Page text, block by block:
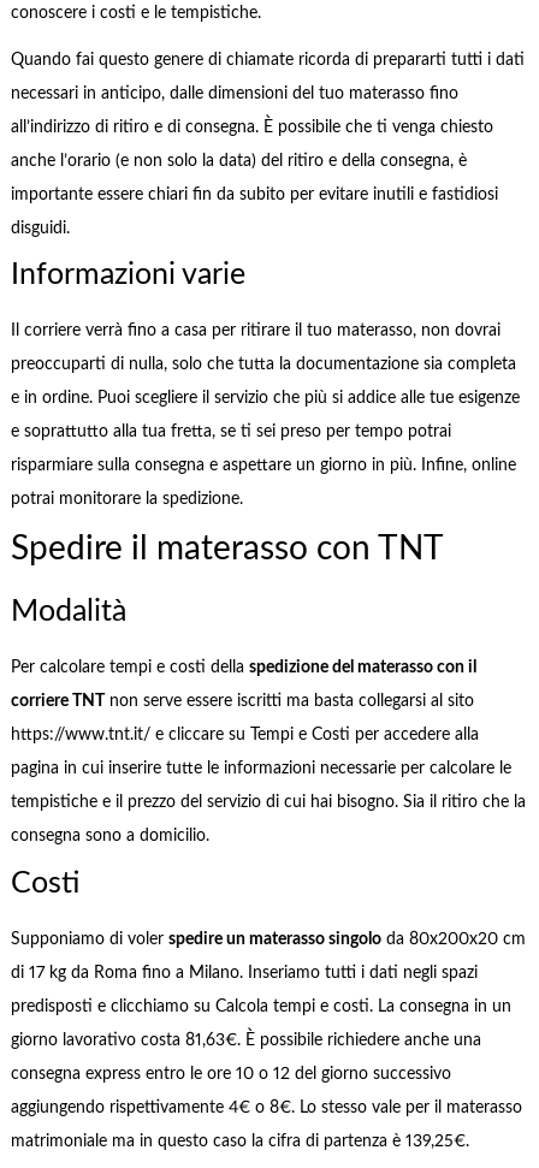
conoscere i costi e le tempistiche.
Quando fai questo genere di chiamate ricorda di prepararti tutti i dati
necessari in anticipo, dalle dimensioni del tuo materasso fino
all’indirizzo di ritiro e di consegna. È possibile che ti venga chiesto
anche l’orario (e non solo la data) del ritiro e della consegna, è
importante essere chiari fin da subito per evitare inutili e fastidiosi
disguidi.
Informazioni varie
Il corriere verrà fino a casa per ritirare il tuo materasso, non dovrai
preoccuparti di nulla, solo che tutta la documentazione sia completa
e in ordine. Puoi scegliere il servizio che più si addice alle tue esigenze
e soprattutto alla tua fretta, se ti sei preso per tempo potrai
risparmiare sulla consegna e aspettare un giorno in più. Infine, online
potrai monitorare la spedizione.
Spedire il materasso con TNT
Modalità
Per calcolare tempi e costi della spedizione del materasso con il
corriere TNT
non serve essere iscritti ma basta collegarsi al sito
https://www.tnt.it/ e cliccare su Tempi e Costi per accedere alla
pagina in cui inserire tutte le informazioni necessarie per calcolare le
tempistiche e il prezzo del servizio di cui hai bisogno. Sia il ritiro che la
consegna sono a domicilio.
Costi
Supponiamo di voler spedire un materasso singoloda 80x200x20 cm
di 17 kg da Roma fino a Milano. Inseriamo tutti i dati negli spazi
predisposti e clicchiamo su Calcola tempi e costi. La consegna in un
giorno lavorativo costa 81,63€. È possibile richiedere anche una
consegna express entro le ore 10 o 12 del giorno successivo
aggiungendo rispettivamente 4€ o 8€. Lo stesso vale per il materasso
matrimoniale ma in questo caso la cifra di partenza è 139,25€.